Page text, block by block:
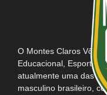
O Montes Claros Vôlei,
Educacional, Esportiva
atualmente uma das
masculino brasileiro,